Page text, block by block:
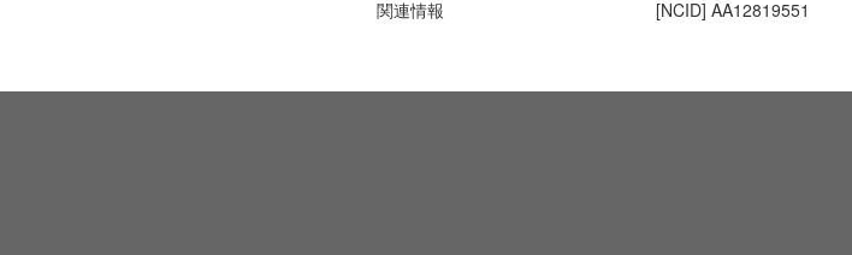
関連情報
[NCID] AA12819551